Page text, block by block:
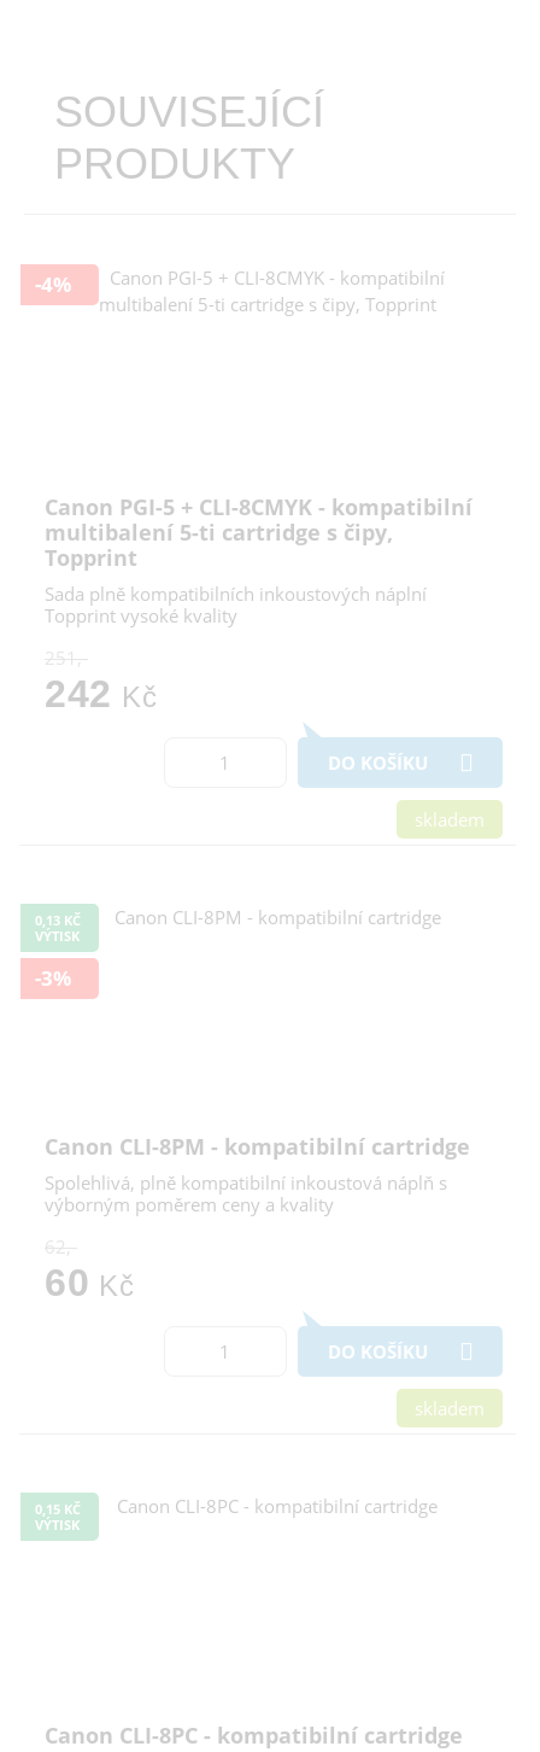
SOUVISEJÍCÍ
PRODUKTY
-4%
Canon PGI-5 + CLI-8CMYK - kompatibilní
multibalení 5-ti cartridge s čipy,
Topprint
Sada plně kompatibilních inkoustových náplní
Topprint vysoké kvality
251,-
242 Kč
DO KOŠÍKU
skladem
0,13 KČ
VÝTISK
-3%
Canon CLI-8PM - kompatibilní cartridge
Spolehlivá, plně kompatibilní inkoustová náplň s
výborným poměrem ceny a kvality
62,-
60 Kč
DO KOŠÍKU
skladem
0,15 KČ
VÝTISK
Canon CLI-8PC - kompatibilní cartridge